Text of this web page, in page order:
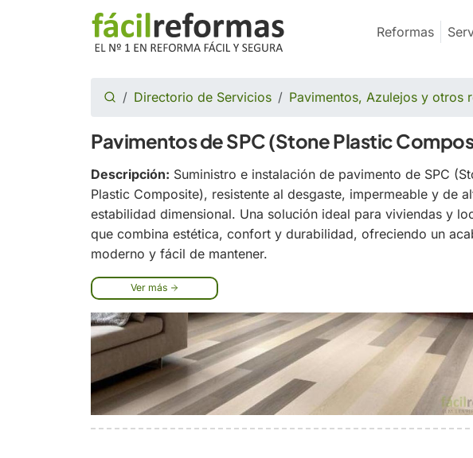
Reformas
Directorio de Servicios Pavimentos, Azulejos y otros
Pavimentos de SPC (Stone Plastic
Descripción: Suministro e instalación de pavimento de SPC
Plastic Composite), resistente al desgaste, impermeable y de
estabilidad dimensional. Una solución ideal para viviendas y
que combina estética, confort y durabilidad, ofreciendo un
moderno y fácil de mantener.
Ver más